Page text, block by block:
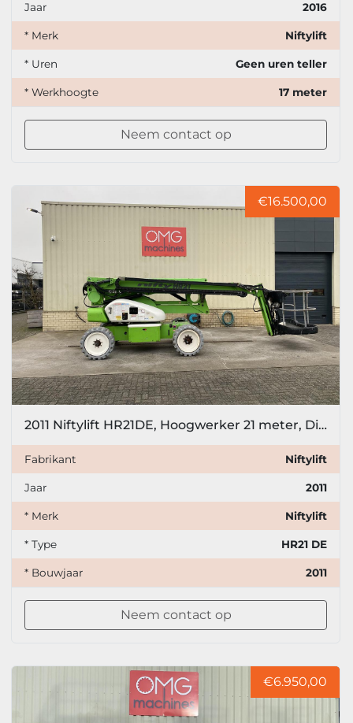
Jaar 2016
* Merk Niftylift
* Uren Geen uren teller
* Werkhoogte 17 meter
Neem contact op
€16.500,00
2011 Niftylift HR21DE, Hoogwerker 21 meter, Diesel + Accu, Bi energy
Fabrikant Niftylift
Jaar 2011
* Merk Niftylift
* Type HR21 DE
* Bouwjaar 2011
Neem contact op
€6.950,00